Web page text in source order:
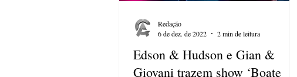
Edson & Hudson e Gian &
Giovani trazem show ‘Boate
Redação
6 de dez. de 2022
2 min de leitura